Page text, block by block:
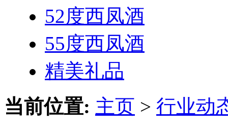
52度西凤酒
55度西凤酒
精美礼品
当前位置: 主页 > 行业动